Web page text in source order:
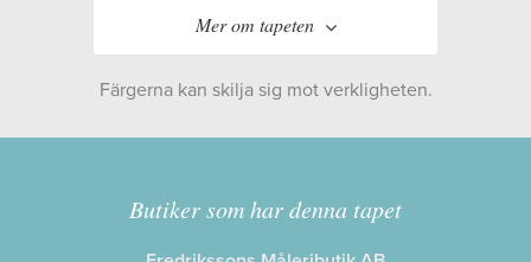
Mer om tapeten
Kollektion:
Mormors Tid
Färgerna kan skilja sig mot verkligheten.
Butiker som har denna tapet